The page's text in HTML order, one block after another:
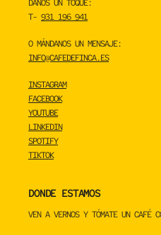
DANOS UN TOQUE:
T- 931 196 941
O MÁNDANOS UN MENSAJE:
INFO@CAFEDEFINCA.ES
INSTAGRAM
FACEBOOK
YOUTUBE
LINKEDIN
SPOTIFY
TIKTOK
DONDE ESTAMOS
VEN A VERNOS Y TÓMATE UN CAFÉ